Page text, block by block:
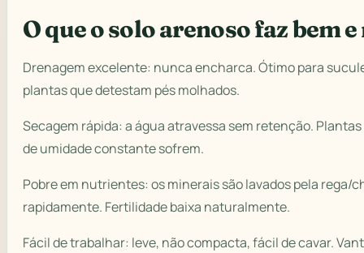
O que o solo arenoso faz bem
Drenagem excelente: nunca encharca. Ótimo para
plantas que detestam pés molhados.
Secagem rápida: a água atravessa sem retenção.
de umidade constante sofrem.
Pobre em nutrientes: os minerais são lavados pela rega/
rapidamente. Fertilidade baixa naturalmente.
Fácil de trabalhar: leve, não compacta, fácil de cavar.